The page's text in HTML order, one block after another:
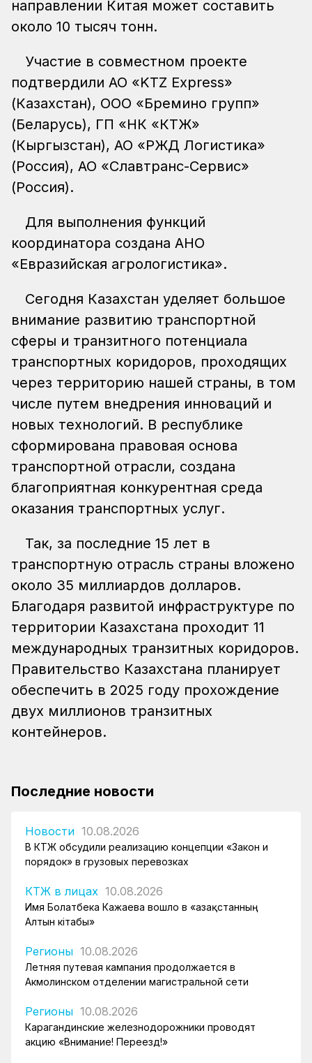
направлении Китая может составить
около 10 тысяч тонн.
Участие в совместном проекте
подтвердили АО «KTZ Express»
(Казахстан), ООО «Бремино групп»
(Беларусь), ГП «НК «КТЖ»
(Кыргызстан), АО «РЖД Логистика»
(Россия), АО «Славтранс-Сервис»
(Россия).
Для выполнения функций
координатора создана АНО
«Евразийская агрологистика».
Сегодня Казахстан уделяет большое
внимание развитию транспортной
сферы и транзитного потенциала
транспортных коридоров, проходящих
через территорию нашей страны, в том
числе путем внедрения инноваций и
новых технологий. В республике
сформирована правовая основа
транспортной отрасли, создана
благоприятная конкурентная среда
оказания транспортных услуг.
Так, за последние 15 лет в
транспортную отрасль страны вложено
около 35 миллиардов долларов.
Благодаря развитой инфраструктуре по
территории Казахстана проходит 11
международных транзитных коридоров.
Правительство Казахстана планирует
обеспечить в 2025 году прохождение
двух миллионов транзитных
контейнеров.
Последние новости
Новости 10.08.2026
В КТЖ обсудили реализацию концепции «Закон и
порядок» в грузовых перевозках
КТЖ в лицах 10.08.2026
Имя Болатбека Кажаева вошло в «Қазақстанның
Алтын кітабы»
Регионы 10.08.2026
Летняя путевая кампания продолжается в
Акмолинском отделении магистральной сети
Регионы 10.08.2026
Карагандинские железнодорожники проводят
акцию «Внимание! Переезд!»